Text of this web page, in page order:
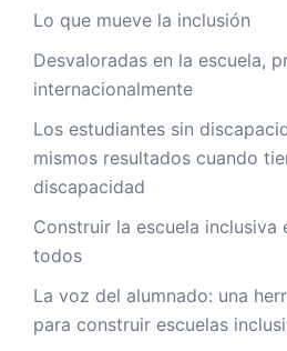
Lo que mueve la inclusión
Desvaloradas en la escuela,
internacionalmente
Los estudiantes sin
mismos resultados cuando
discapacidad
Construir la escuela inclusiva
todos
La voz del alumnado: una
para construir escuelas